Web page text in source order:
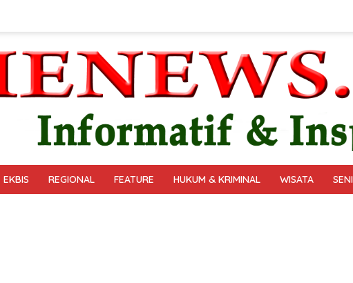
EKBIS REGIONAL FEATURE HUKUM & KRIMINAL WISATA SENI